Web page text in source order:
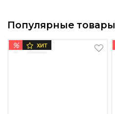
Популярные товары
% ХИТ